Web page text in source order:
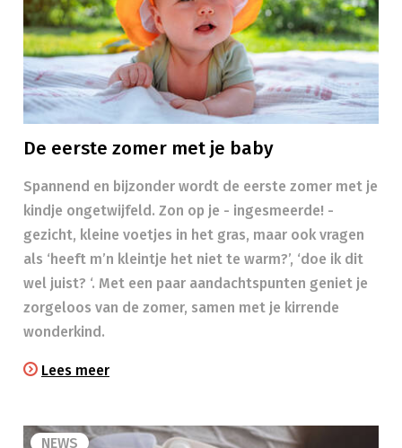
De eerste zomer met je baby
Spannend en bijzonder wordt de eerste zomer met je
kindje ongetwijfeld. Zon op je - ingesmeerde! -
gezicht, kleine voetjes in het gras, maar ook vragen
als ‘heeft m’n kleintje het niet te warm?’, ‘doe ik dit
wel juist? ‘. Met een paar aandachtspunten geniet je
zorgeloos van de zomer, samen met je kirrende
wonderkind.
Lees meer
NEWS